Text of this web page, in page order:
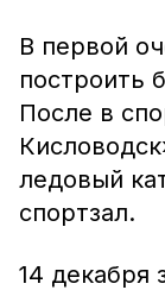
В первой
построить
После в
ледовый
спортзал.
14 декабря